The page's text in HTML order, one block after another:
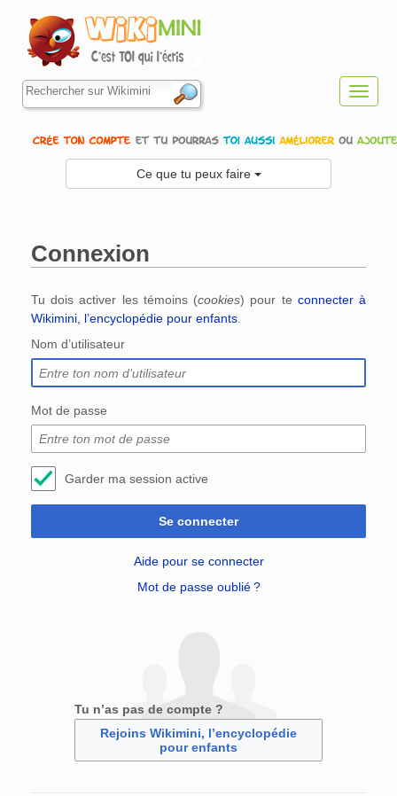
Ce que tu peux faire
Connexion
Tu dois activer les témoins (cookies) pour te connecter à
Wikimini, l’encyclopédie pour enfants.
Nom d’utilisateur
Mot de passe
Garder ma session active
Se connecter
Aide pour se connecter
Mot de passe oublié ?
Tu n’as pas de compte ?
Rejoins Wikimini, l’encyclopédie
pour enfants